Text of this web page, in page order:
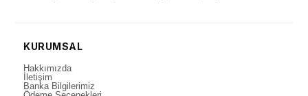
KURUMSAL
Hakkımızda
İletişim
Banka Bilgilerimiz